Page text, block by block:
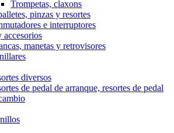
Trompetas, claxons
pinzas y resortes
e interruptores
manetas y retrovisores
diversos
de pedal de arranque, resortes de pedal